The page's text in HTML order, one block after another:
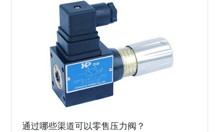
通过哪些渠道可以零售压力阀？